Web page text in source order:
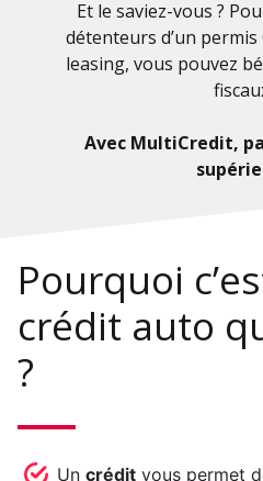
Et le saviez-vous ?
détenteurs d’un
leasing, vous pouvez
Avec MultiCredit,
Pourquoi
crédit auto
?
Un crédit vous permet